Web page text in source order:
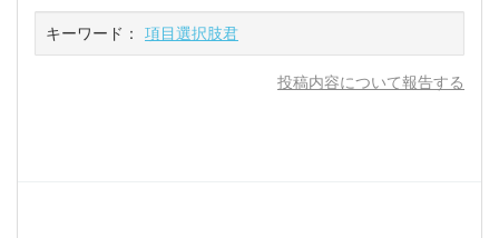
キーワード： 項目選択肢君
投稿内容について報告する